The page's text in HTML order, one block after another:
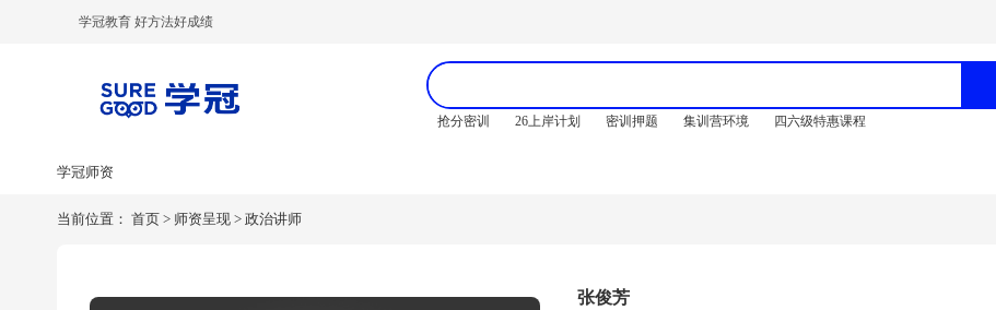
学冠教育 好方法好成绩
抢分密训 26上岸计划 密训押题 集训营环境 四六级特惠课程
学冠师资
当前位置： 首页 > 师资呈现 > 政治讲师
张俊芳